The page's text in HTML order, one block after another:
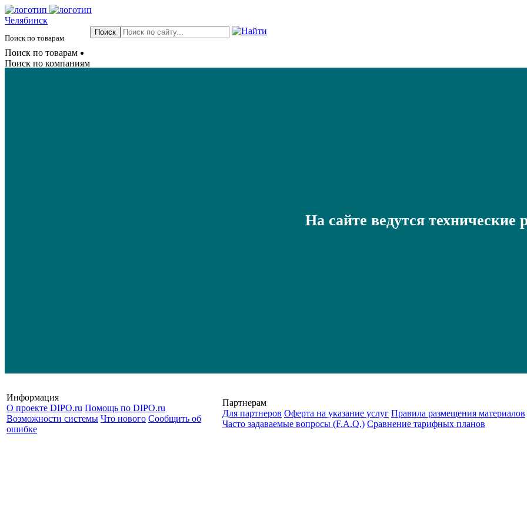
Челябинск
Поиск по товарам
Поиск по товарам
Поиск по компаниям
На сайте ведутся технические
Информация
О проекте DIPO.ru Помощь по DIPO.ru
Возможности системы Что нового Сообщить об
ошибке
Партнерам
Для партнеров Оферта на указание услуг Правила размещения материалов
Часто задаваемые вопросы (F.A.Q.) Cравнение тарифных планов